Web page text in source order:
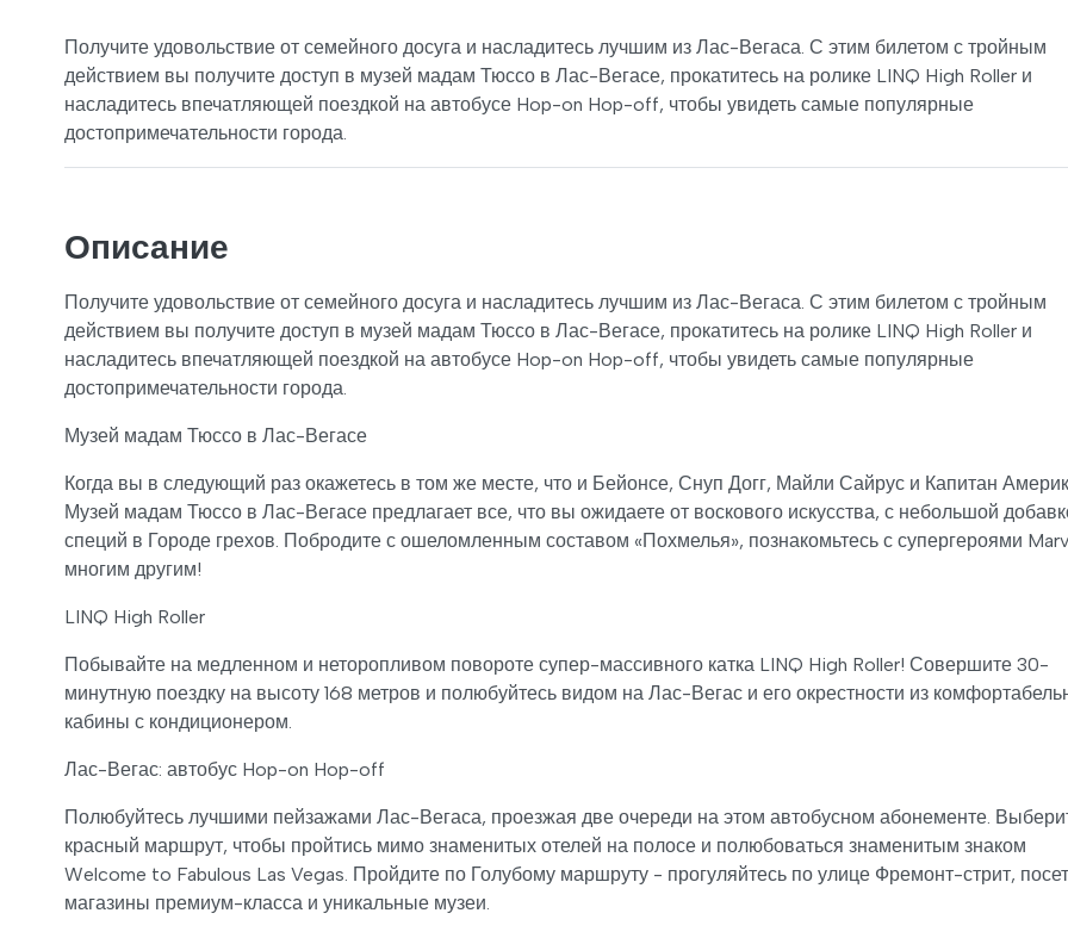
Получите удовольствие от семейного досуга и насладитесь лучшим из Лас-Вегаса. С этим билетом с тройным
действием вы получите доступ в музей мадам Тюссо в Лас-Вегасе, прокатитесь на ролике LINQ High Roller и
насладитесь впечатляющей поездкой на автобусе Hop-on Hop-off, чтобы увидеть самые популярные
достопримечательности города.
Описание
Получите удовольствие от семейного досуга и насладитесь лучшим из Лас-Вегаса. С этим билетом с тройным
действием вы получите доступ в музей мадам Тюссо в Лас-Вегасе, прокатитесь на ролике LINQ High Roller и
насладитесь впечатляющей поездкой на автобусе Hop-on Hop-off, чтобы увидеть самые популярные
достопримечательности города.
Музей мадам Тюссо в Лас-Вегасе
Когда вы в следующий раз окажетесь в том же месте, что и Бейонсе, Снуп Догг, Майли Сайрус и Капитан
Музей мадам Тюссо в Лас-Вегасе предлагает все, что вы ожидаете от воскового искусства, с небольшой
специй в Городе грехов. Побродите с ошеломленным составом «Похмелья», познакомьтесь с супергероями
многим другим!
LINQ High Roller
Побывайте на медленном и неторопливом повороте супер-массивного катка LINQ High Roller! Совершите 30-
минутную поездку на высоту 168 метров и полюбуйтесь видом на Лас-Вегас и его окрестности из
кабины с кондиционером.
Лас-Вегас: автобус Hop-on Hop-off
Полюбуйтесь лучшими пейзажами Лас-Вегаса, проезжая две очереди на этом автобусном абонементе.
красный маршрут, чтобы пройтись мимо знаменитых отелей на полосе и полюбоваться знаменитым знаком
Welcome to Fabulous Las Vegas. Пройдите по Голубому маршруту - прогуляйтесь по улице Фремонт-стрит,
магазины премиум-класса и уникальные музеи.